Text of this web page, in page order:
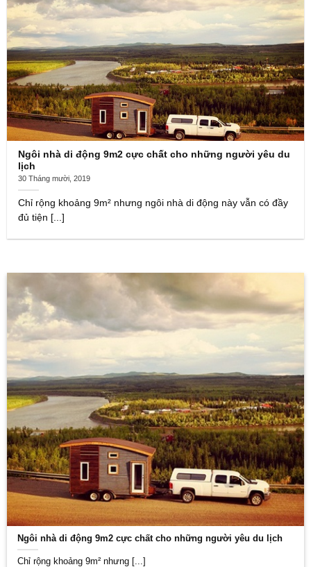
Ngôi nhà di động 9m2 cực chất cho những người yêu du
lịch
30 Tháng mười, 2019
Chỉ rộng khoảng 9m² nhưng ngôi nhà di động này vẫn có đầy
đủ tiện [...]
Ngôi nhà di động 9m2 cực chất cho những người yêu du lịch
Chỉ rộng khoảng 9m² nhưng [...]